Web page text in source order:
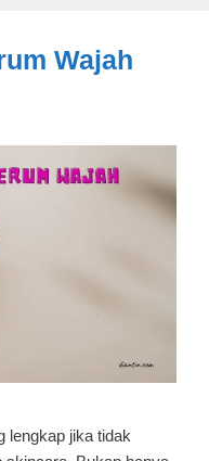
Wajah
lengkap jika tidak